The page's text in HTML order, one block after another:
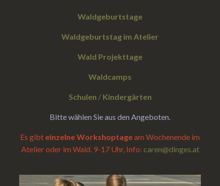
Waldgeburtstage
Waldgeburtstag im Atelier
Wald Projekttage
Waldcamps
Schulen / Kindergärten
Bitte wählen Sie aus den Angeboten.
Es gibt einzelne Workshoptageam Wochenende im
Atelier oder im Wald. 9-17 Uhr, Info: caren@dinges.at